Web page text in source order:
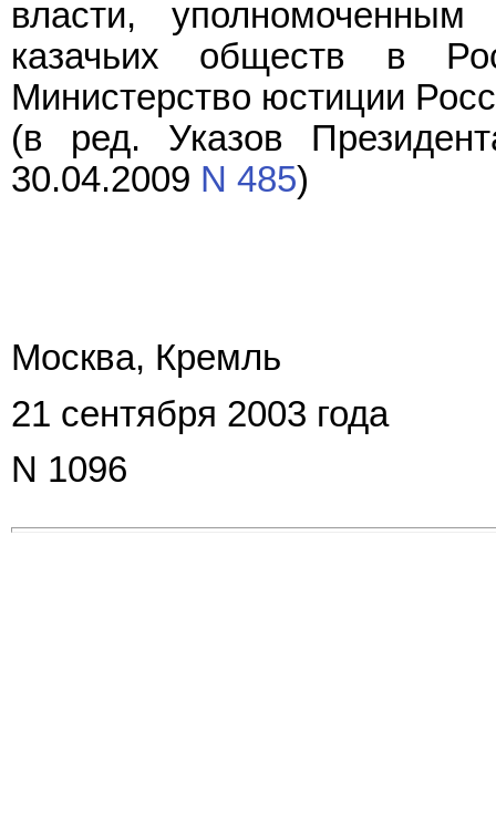
власти,уполномоченным
казачьих обществ в
Министерство юстиции
(в ред. Указов
30.04.2009 N 485)
Москва, Кремль
21 сентября 2003 года
N 1096